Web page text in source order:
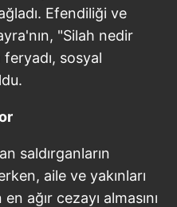
Efendiliği ve
"Silah nedir
feryadı, sosyal
saldırganların
aile ve yakınları
ağır cezayı almasını